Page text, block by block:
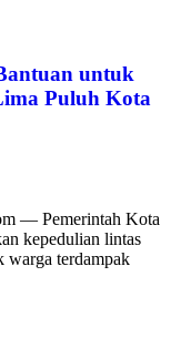
untuk
Puluh Kota
— Pemerintah Kota
kepedulian lintas
warga terdampak